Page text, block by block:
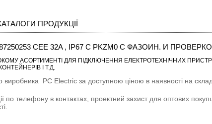
ПРОДУКЦІЇ
CEE 32A , IP67 С PKZM0 С ФАЗОИН. И
АСОРТИМЕНТІ ДЛЯ ПІДКЛЮЧЕННЯ ЕЛЕКТРОТЕХНІЧНИХ
І Т.Д.
виробника PC Electric за доступною ціною в наявності на
по телефону в контактах, проектний захист для оптових